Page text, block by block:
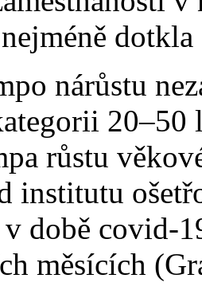
nárůstu
růstu
institutu
v době covid-
měsících